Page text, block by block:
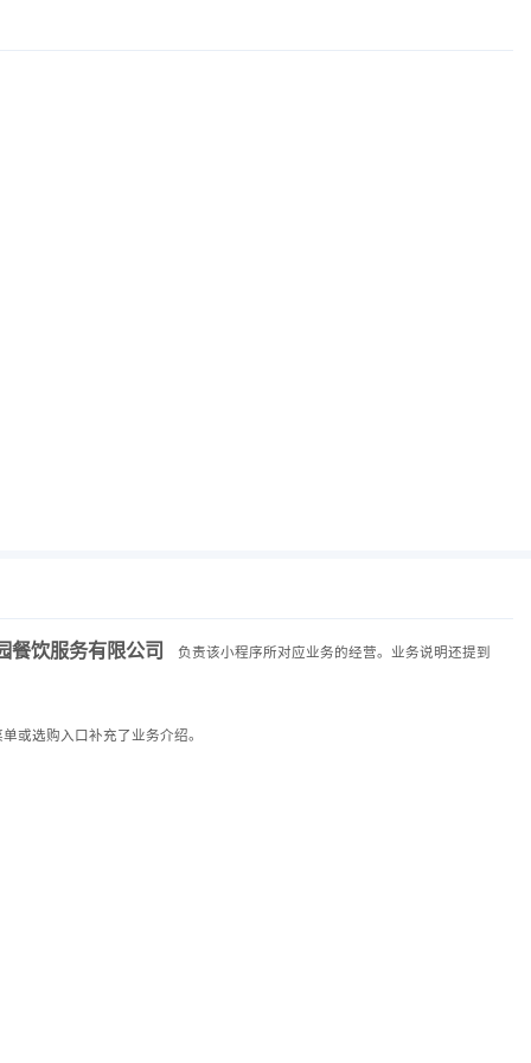
餐饮服务有限公司 负责该小程序所对应业务的经营。业务说明还提到
或选购入口补充了业务介绍。